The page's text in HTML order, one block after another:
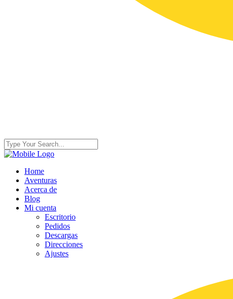
Home
Aventuras
Acerca de
Blog
Mi cuenta
Escritorio
Pedidos
Descargas
Direcciones
Ajustes